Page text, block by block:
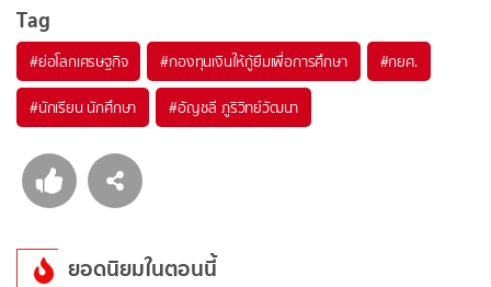
Tag
#ย่อโลกเศรษฐกิจ #กองทุนเงินให้กู้ยืมเพื่อการศึกษา #กยศ.
#นักเรียน นักศึกษา #อัญชลี ภูริวิทย์วัฒนา
ยอดนิยมในตอนนี้